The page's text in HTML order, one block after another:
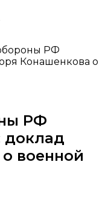
РФ
Конашенкова о
РФ
доклад
военной